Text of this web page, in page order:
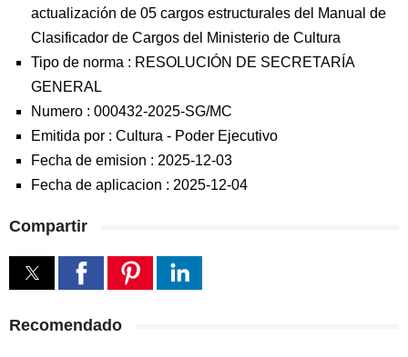
actualización de 05 cargos estructurales del Manual de
Clasificador de Cargos del Ministerio de Cultura
Tipo de norma : RESOLUCIÓN DE SECRETARÍA
GENERAL
Numero : 000432-2025-SG/MC
Emitida por : Cultura - Poder Ejecutivo
Fecha de emision : 2025-12-03
Fecha de aplicacion : 2025-12-04
Compartir
Recomendado